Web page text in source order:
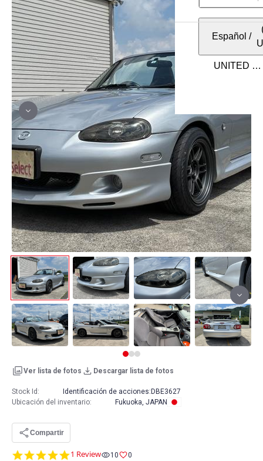
Español /
Ver lista de fotos Descargar lista de fotos
5.0
1 Review 10 0
Stock Id: Identificación de acciones: DBE3627
Ubicación del inventario: Fukuoka, JAPAN
Compartir